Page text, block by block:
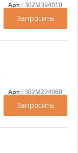
Арт.: 302M394010
Запросить
Арт.: 302M224060
Запросить